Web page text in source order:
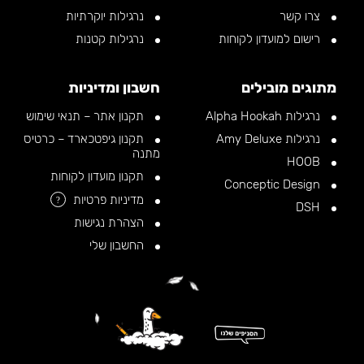
צרו קשר
רישום למועדון לקוחות
נרגילות יוקרתיות
נרגילות קטנות
מתוגים מובילים
נרגילות Alpha Hookah
נרגילות Amy Deluxe
חשבון ומדיניות
תקנון אתר – תנאי שימוש
תקנון גיפטכארד – כרטיס
מתנה
תקנון מועדון לקוחות
מדיניות פרטיות
?
הצהרת נגישות
החשבון שלי